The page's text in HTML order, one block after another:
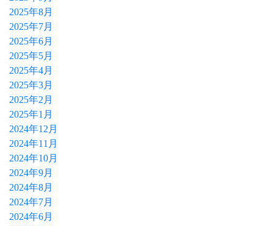
2025年8月
2025年7月
2025年6月
2025年5月
2025年4月
2025年3月
2025年2月
2025年1月
2024年12月
2024年11月
2024年10月
2024年9月
2024年8月
2024年7月
2024年6月